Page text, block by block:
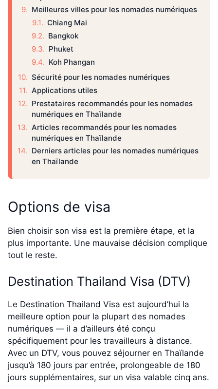
Meilleures villes pour les nomades numériques
Chiang Mai
Bangkok
Phuket
Koh Phangan
Sécurité pour les nomades numériques
Applications utiles
Prestataires recommandés pour les nomades
numériques en Thaïlande
Articles recommandés pour les nomades
numériques en Thaïlande
Derniers articles pour les nomades numériques
en Thaïlande
Options de visa
Bien choisir son visa est la première étape, et la
plus importante. Une mauvaise décision complique
tout le reste.
Destination Thailand Visa (DTV)
Le Destination Thailand Visa est aujourd’hui la
meilleure option pour la plupart des nomades
numériques — il a d’ailleurs été conçu
spécifiquement pour les travailleurs à distance.
Avec un DTV, vous pouvez séjourner en Thaïlande
jusqu’à 180 jours par entrée, prolongeable de 180
jours supplémentaires, sur un visa valable cinq ans.